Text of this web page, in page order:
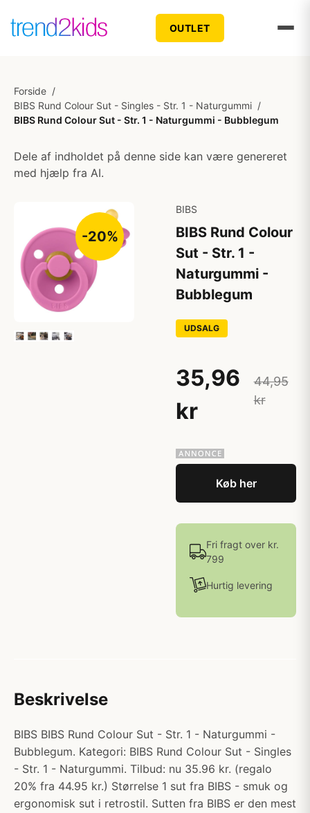
OUTLET
Forside /
BIBS Rund Colour Sut - Singles - Str. 1 - Naturgummi /
BIBS Rund Colour Sut - Str. 1 - Naturgummi - Bubblegum
Dele af indholdet på denne side kan være genereret
med hjælp fra AI.
-20%
BIBS
BIBS Rund Colour
Sut - Str. 1 -
Naturgummi -
Bubblegum
UDSALG
35,96
kr
44,95
kr
Køb her
Fri fragt over kr.
799
Hurtig levering
Beskrivelse
BIBS BIBS Rund Colour Sut - Str. 1 - Naturgummi -
Bubblegum. Kategori: BIBS Rund Colour Sut - Singles
- Str. 1 - Naturgummi. Tilbud: nu 35.96 kr. (regalo
20% fra 44.95 kr.) Størrelse 1 sut fra BIBS - smuk og
ergonomisk sut i retrostil. Sutten fra BIBS er den mest